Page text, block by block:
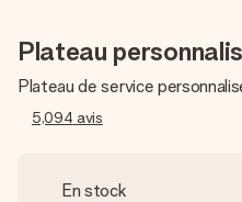
Plateau
Plateau de service
5,094 avis
En stock